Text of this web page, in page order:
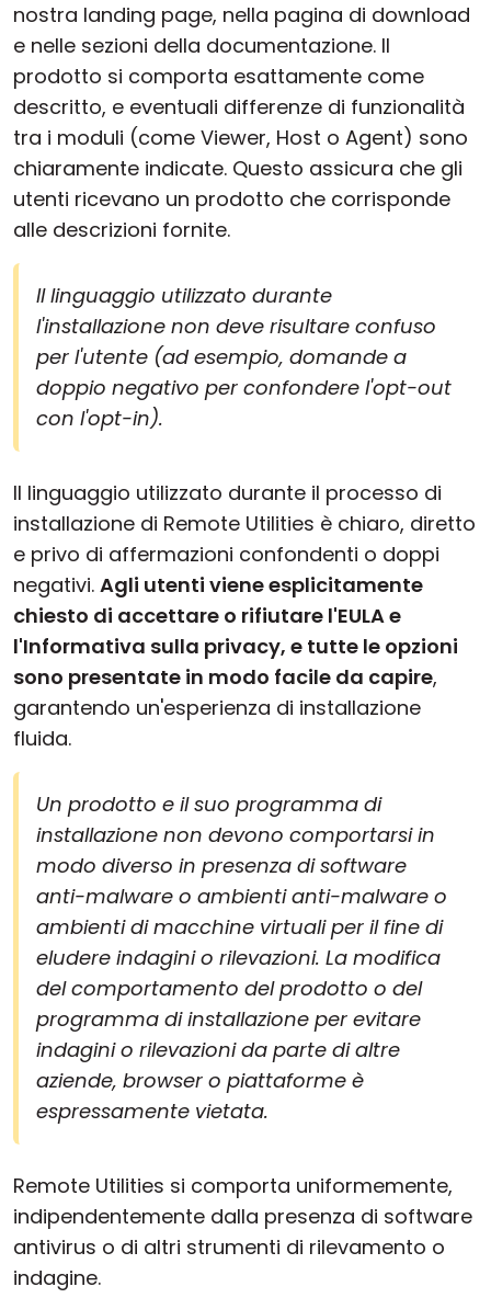
nostra landing page, nella pagina di download
e nelle sezioni della documentazione. Il
prodotto si comporta esattamente come
descritto, e eventuali differenze di funzionalità
tra i moduli (come Viewer, Host o Agent) sono
chiaramente indicate. Questo assicura che gli
utenti ricevano un prodotto che corrisponde
alle descrizioni fornite.
Il linguaggio utilizzato durante
l'installazione non deve risultare confuso
per l'utente (ad esempio, domande a
doppio negativo per confondere l'opt-out
con l'opt-in).
Il linguaggio utilizzato durante il processo di
installazione di Remote Utilities è chiaro, diretto
e privo di affermazioni confondenti o doppi
negativi. Agli utenti viene esplicitamente
chiesto di accettare o rifiutare l'EULA e
l'Informativa sulla privacy, e tutte le opzioni
sono presentate in modo facile da capire,
garantendo un'esperienza di installazione
fluida.
Un prodotto e il suo programma di
installazione non devono comportarsi in
modo diverso in presenza di software
anti-malware o ambienti anti-malware o
ambienti di macchine virtuali per il fine di
eludere indagini o rilevazioni. La modifica
del comportamento del prodotto o del
programma di installazione per evitare
indagini o rilevazioni da parte di altre
aziende, browser o piattaforme è
espressamente vietata.
Remote Utilities si comporta uniformemente,
indipendentemente dalla presenza di software
antivirus o di altri strumenti di rilevamento o
indagine.